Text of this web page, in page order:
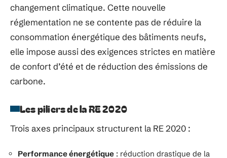
changement climatique. Cette nouvelle
réglementation ne se contente pas de réduire la
consommation énergétique des bâtiments neufs,
elle impose aussi des exigences strictes en matière
de confort d’été et de réduction des émissions de
carbone.
Les piliers de la RE 2020
Trois axes principaux structurent la RE 2020 :
Performance énergétique : réduction drastique de la